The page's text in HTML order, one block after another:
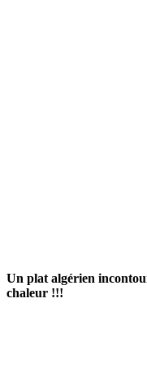
Un plat algérien
chaleur !!!